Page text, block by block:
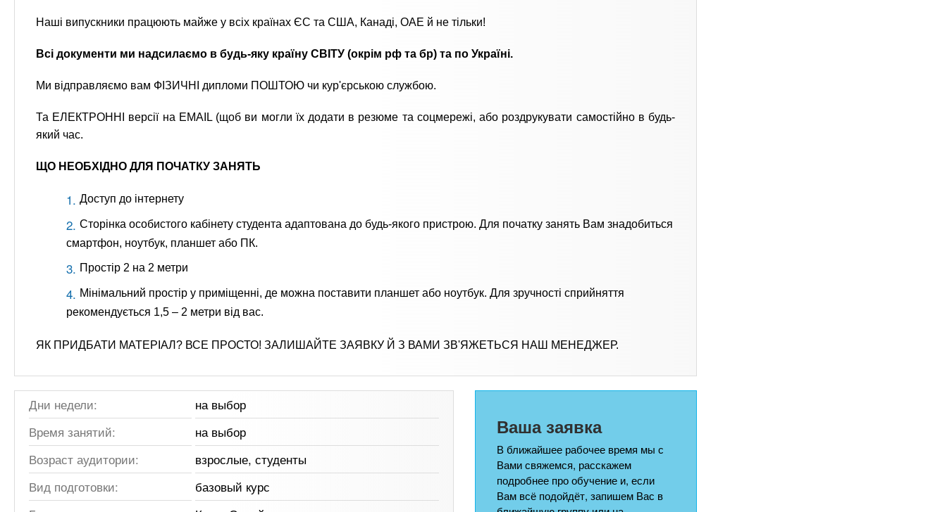
Наші випускники працюють майже у всіх країнах ЄС та США, Канаді, ОАЕ й не тільки!
Всі документи ми надсилаємо в будь-яку країну СВІТУ (окрім рф та бр) та по Україні.
Ми відправляємо вам ФІЗИЧНІ дипломи ПОШТОЮ чи кур'єрською службою.
Та ЕЛЕКТРОННІ версії на EMAIL (щоб ви могли їх додати в резюме та соцмережі, або роздрукувати самостійно в будь-
який час.
ЩО НЕОБХІДНО ДЛЯ ПОЧАТКУ ЗАНЯТЬ
Доступ до інтернету
Сторінка особистого кабінету студента адаптована до будь-якого пристрою. Для початку занять Вам знадобиться
смартфон, ноутбук, планшет або ПК.
Простір 2 на 2 метри
Мінімальний простір у приміщенні, де можна поставити планшет або ноутбук. Для зручності сприйняття
рекомендується 1,5 – 2 метри від вас.
ЯК ПРИДБАТИ МАТЕРІАЛ? ВСЕ ПРОСТО! ЗАЛИШАЙТЕ ЗАЯВКУ Й З ВАМИ ЗВ'ЯЖЕТЬСЯ НАШ МЕНЕДЖЕР.
Дни недели:
на выбор
Время занятий:
на выбор
Возраст аудитории:
взрослые, студенты
Вид подготовки:
базовый курс
Ваша заявка
В ближайшее рабочее время мы с
Вами свяжемся, расскажем
подробнее про обучение и, если
Вам всё подойдёт, запишем Вас в